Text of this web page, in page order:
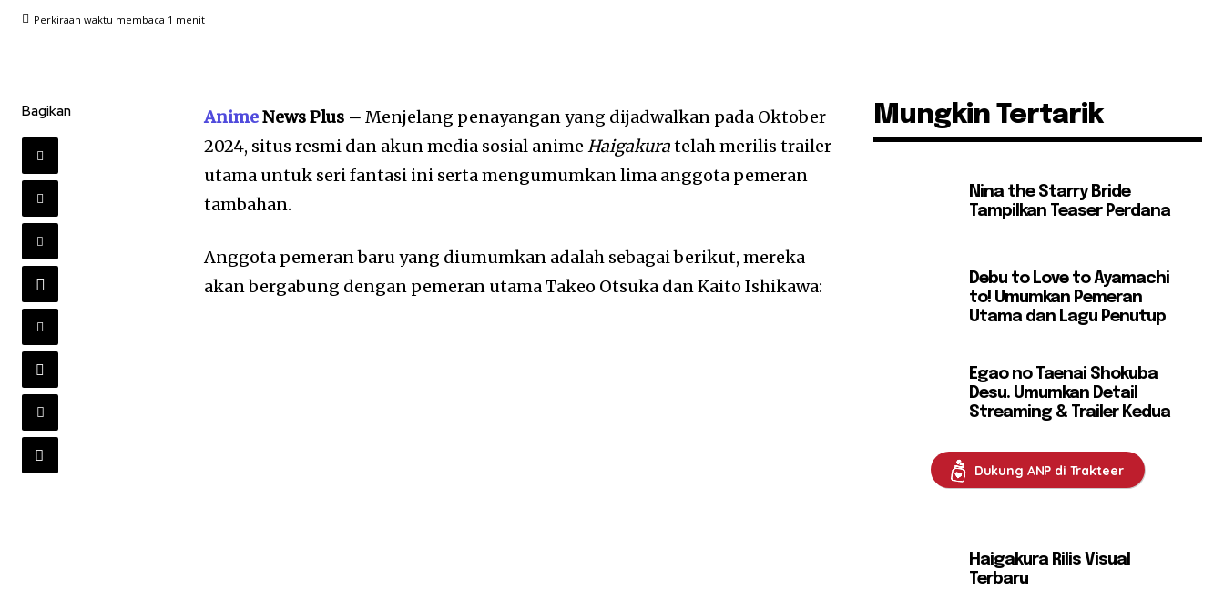
Perkiraan waktu membaca 1 menit
Bagikan AnimeNews Plus –Menjelang penayangan yang dijadwalkan pada Oktober
2024, situs resmi dan akun media sosial animeHaigakuratelah merilis trailer
utama untuk seri fantasi ini serta mengumumkan lima anggota pemeran
tambahan.
Anggota pemeran baru yang diumumkan adalah sebagai berikut, mereka
akan bergabung dengan pemeran utama Takeo Otsuka dan Kaito Ishikawa:
Mungkin Tertarik
Nina the Starry Bride
Tampilkan Teaser Perdana
Debu to Love to Ayamachi
to! Umumkan Pemeran
Utama dan Lagu Penutup
Egao no Taenai Shokuba
Desu. Umumkan Detail
Streaming & Trailer Kedua
Dukung ANP di Trakteer
Haigakura Rilis Visual
Terbaru